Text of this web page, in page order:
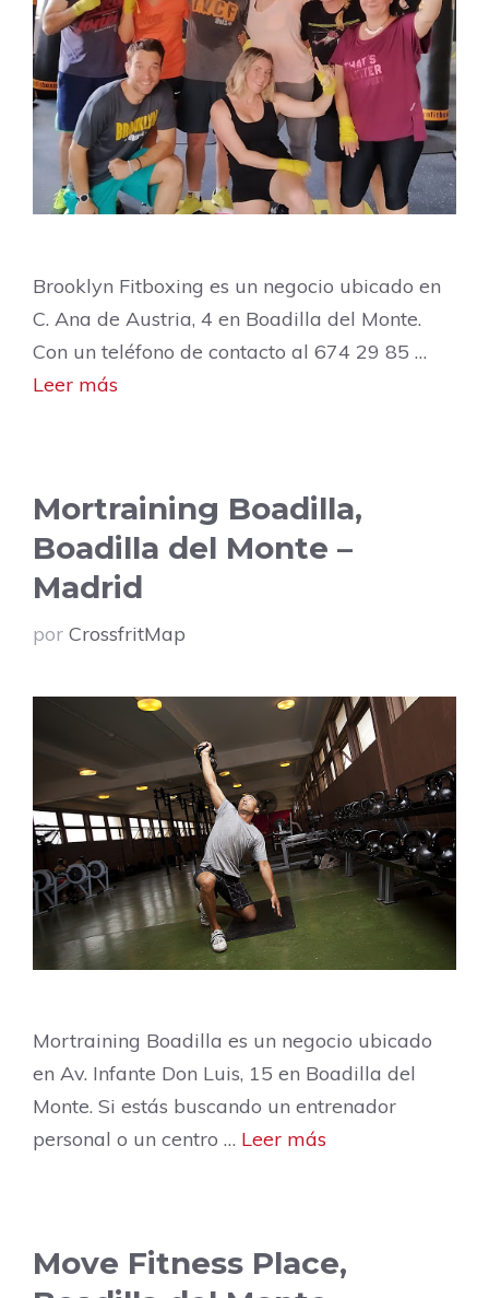
Brooklyn Fitboxing es un negocio ubicado en
C. Ana de Austria, 4 en Boadilla del Monte.
Con un teléfono de contacto al 674 29 85 …
Leer más
Mortraining Boadilla,
Boadilla del Monte –
Madrid
por CrossfritMap
Mortraining Boadilla es un negocio ubicado
en Av. Infante Don Luis, 15 en Boadilla del
Monte. Si estás buscando un entrenador
personal o un centro … Leer más
Move Fitness Place,